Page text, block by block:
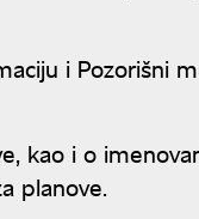
i Pozorišni
kao i o
planove.